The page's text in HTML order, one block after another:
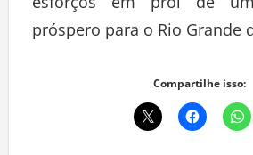
esforços em prol de
próspero para o Rio Grande
Compartilhe isso: